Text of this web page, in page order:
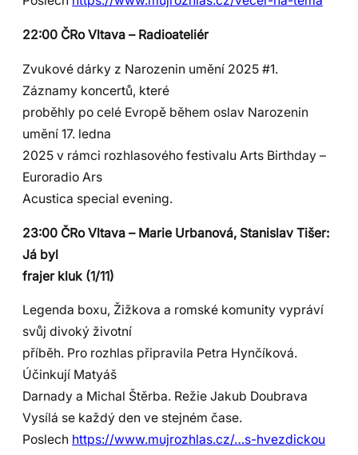
22:00 ČRo Vltava – Radioateliér
Zvukové dárky z Narozenin umění 2025 #1.
Záznamy koncertů, které
proběhly po celé Evropě během oslav Narozenin
umění 17. ledna
2025 v rámci rozhlasového festivalu Arts Birthday –
Euroradio Ars
Acustica special evening.
23:00 ČRo Vltava – Marie Urbanová, Stanislav Tišer:
Já byl
frajer kluk (1/11)
Legenda boxu, Žižkova a romské komunity vypráví
svůj divoký životní
příběh. Pro rozhlas připravila Petra Hynčíková.
Účinkují Matyáš
Darnady a Michal Štěrba. Režie Jakub Doubrava
Vysílá se každý den ve stejném čase.
Poslech https://www.mujrozhlas.cz/…s-hvezdickou